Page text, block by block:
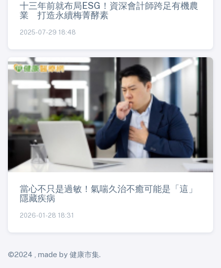
十三年前就布局ESG！資深會計師跨足有機農
業 打造永續梅菁酵素
2025-07-29 18:48
當心不只是過敏！氣喘久治不癒可能是「這」
隱藏疾病
2026-01-28 18:31
©2024 , made by 健康市集.